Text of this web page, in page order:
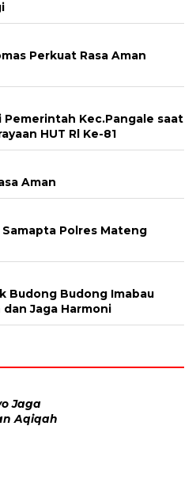
Perkuat Rasa Aman
Kec.Pangale saat
HUT Rl Ke-81
Aman
Polres Mateng
Budong Budong Imabau
dan Jaga Harmoni
Jaga
Aqiqah